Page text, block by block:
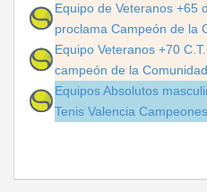
Equipo de Veteranos +65
proclama Campeón de la
Equipo Veteranos +70
campeón de la
Equipos Absolutos
Tenis Valencia